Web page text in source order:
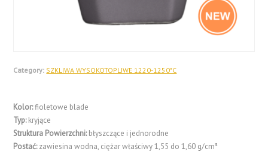
Category: SZKLIWA WYSOKOTOPLIWE 1220-1250*C
Kolor:fioletowe blade
Typ:kryjące
Struktura Powierzchni:błyszczące i jednorodne
Postać:zawiesina wodna, ciężar właściwy 1,55 do 1,60 g/cm³